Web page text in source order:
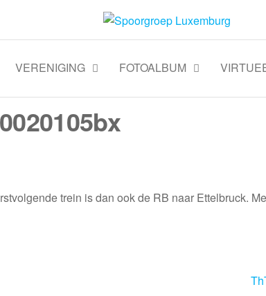
VERENIGING FOTOALBUM
trein is dan ook de RB naar Ettelbruck.